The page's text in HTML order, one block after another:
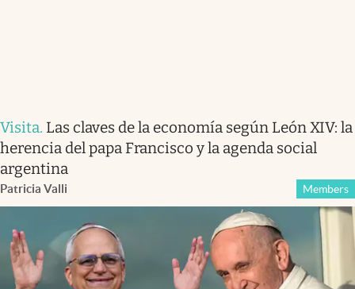
Visita. Las claves de la economía según León XIV: la
herencia del papa Francisco y la agenda social
argentina
Patricia Valli Members